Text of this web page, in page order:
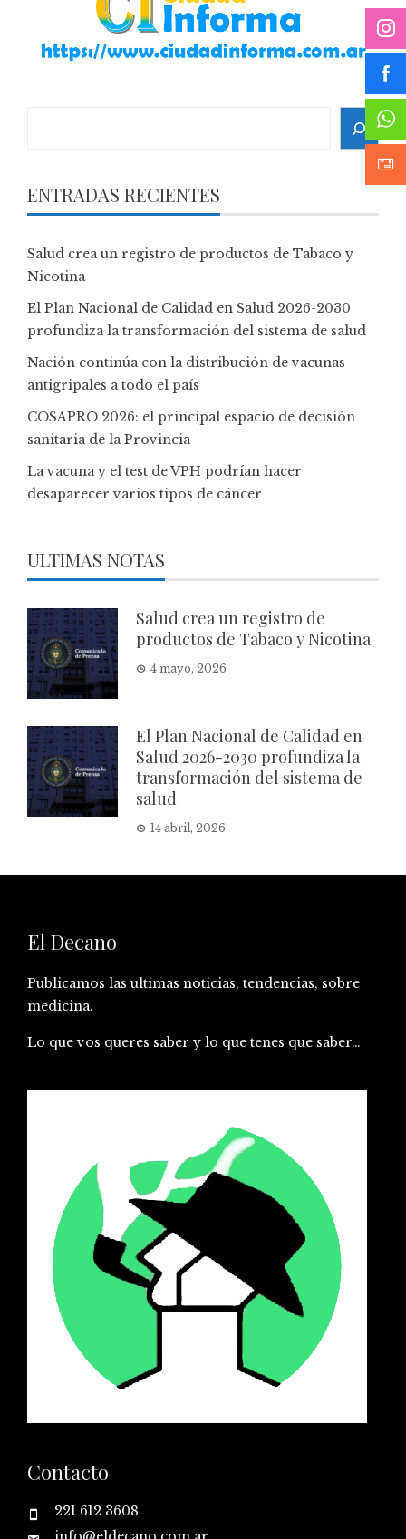
ENTRADAS RECIENTES
Salud crea un registro de productos de Tabaco y
Nicotina
El Plan Nacional de Calidad en Salud 2026-2030
profundiza la transformación del sistema de salud
Nación continúa con la distribución de vacunas
antigripales a todo el país
COSAPRO 2026: el principal espacio de decisión
sanitaria de la Provincia
La vacuna y el test de VPH podrían hacer
desaparecer varios tipos de cáncer
ULTIMAS NOTAS
Salud crea un registro de
productos de Tabaco y Nicotina
4 mayo, 2026
El Plan Nacional de Calidad en
Salud 2026-2030 profundiza la
transformación del sistema de
salud
14 abril, 2026
El Decano
Publicamos las ultimas noticias, tendencias, sobre
medicina.
Lo que vos queres saber y lo que tenes que saber…
Contacto
221 612 3608